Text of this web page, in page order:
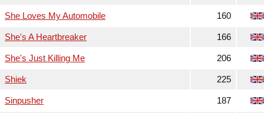
She Loves My Automobile 160
She's A Heartbreaker 166
She's Just Killing Me 206
Shiek 225
Sinpusher 187